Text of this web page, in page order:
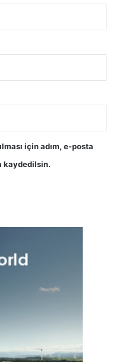
için adım, e-posta
kaydedilsin.